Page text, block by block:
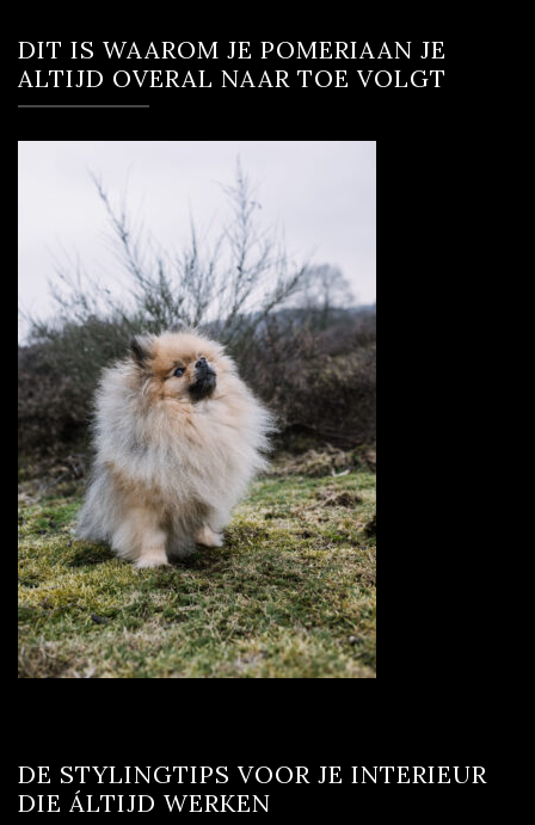
DIT IS WAAROM JE POMERIAAN JE
ALTIJD OVERAL NAAR TOE VOLGT
DE STYLINGTIPS VOOR JE INTERIEUR
DIE ÁLTIJD WERKEN